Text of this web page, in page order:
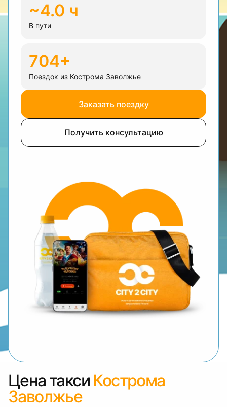
~4.0 ч
В пути
704+
Поездок из Кострома Заволжье
Заказать поездку
Получить консультацию
Цена такси Кострома
Заволжье